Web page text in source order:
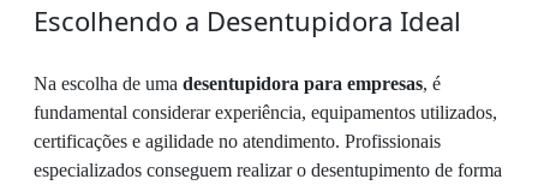
Escolhendo a Desentupidora Ideal
Na escolha de uma desentupidora para empresas, é
fundamental considerar experiência, equipamentos utilizados,
certificações e agilidade no atendimento. Profissionais
especializados conseguem realizar o desentupimento de forma